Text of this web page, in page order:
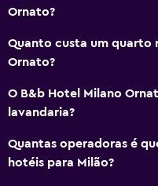
Lavandaria
Ornato?
Quanto custa um quarto
Ornato?
O B&b Hotel Milano
lavandaria?
Quantas operadoras é
hotéis para Milão?